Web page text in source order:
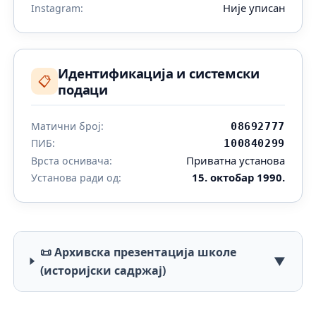
Instagram: Није уписан
📋 Идентификација и системски
подаци
Матични број: 08692777
ПИБ: 100840299
Врста оснивача: Приватна установа
Установа ради од: 15. октобар 1990.
📜 Архивска презентација школе
(историјски садржај)
▼